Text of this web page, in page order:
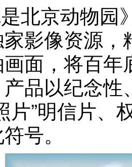
是北京动物
影像资源
面，将百
品以纪念
片”明信片
号。